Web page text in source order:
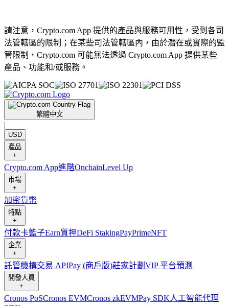
請注意，Crypto.com App 提供的產品與服務可用性，受到各司
法管轄區的限制；在某些司法管轄區內，由於潛在或實際的監
管限制，Crypto.com 可能無法透過 Crypto.com App 提供某些
產品、功能和/或服務。
繁體中文
|
USD
產品
+
Crypto.com App進階OnchainLevel Up
市場
+
加密貨幣
特點
+
付款卡籃子Earn質押DeFi StakingPayPrimeNFT
企業
+
託管機構交易 APIPay (商戶版)莊家計劃 VIP 平台預測
開發人員
+
Cronos PoSCronos EVMCronos zkEVMPay SDK人工智能代理